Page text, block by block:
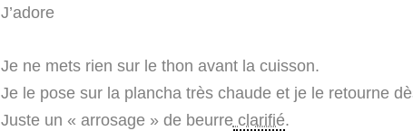
J’adore
Je ne mets rien sur le thon avant la cuisson.
Je le pose sur la plancha très chaude et je le retourne
Juste un « arrosage » de beurreclarifié.